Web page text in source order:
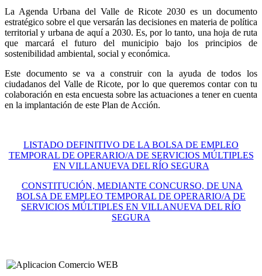
La Agenda Urbana del Valle de Ricote 2030 es un documento
estratégico sobre el que versarán las decisiones en materia de política
territorial y urbana de aquí a 2030. Es, por lo tanto, una hoja de ruta
que marcará el futuro del municipio bajo los principios de
sostenibilidad ambiental, social y económica.
Este documento se va a construir con la ayuda de todos los
ciudadanos del Valle de Ricote, por lo que queremos contar con tu
colaboración en esta encuesta sobre las actuaciones a tener en cuenta
en la implantación de este Plan de Acción.
LISTADO DEFINITIVO DE LA BOLSA DE EMPLEO
TEMPORAL DE OPERARIO/A DE SERVICIOS MÚLTIPLES
EN VILLANUEVA DEL RÍO SEGURA
CONSTITUCIÓN, MEDIANTE CONCURSO, DE UNA
BOLSA DE EMPLEO TEMPORAL DE OPERARIO/A DE
SERVICIOS MÚLTIPLES EN VILLANUEVA DEL RÍO
SEGURA